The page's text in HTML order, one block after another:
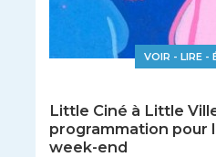
VOIR - LIRE -
Little Ciné à Little
programmation pour
week-end